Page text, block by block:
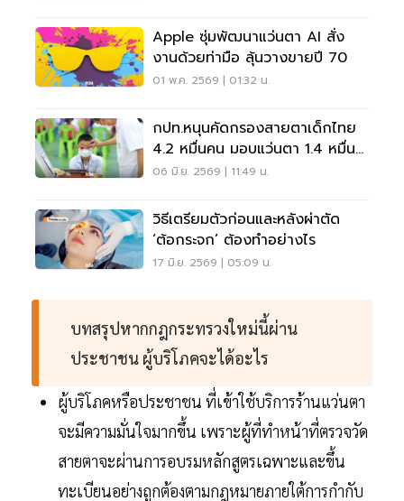
Apple ซุ่มพัฒนาแว่นตา AI สั่ง
งานด้วยท่ามือ ลุ้นวางขายปี 70
01 พ.ค. 2569 | 01:32 น.
กปท.หนุนคัดกรองสายตาเด็กไทย
4.2 หมื่นคน มอบแว่นตา 1.4 หมื่น
ราย
06 มิ.ย. 2569 | 11:49 น.
วิธีเตรียมตัวก่อนและหลังผ่าตัด
‘ต้อกระจก’ ต้องทำอย่างไร
17 มิ.ย. 2569 | 05:09 น.
บทสรุปหากกฎกระทรวงใหม่นี้ผ่าน
ประชาชน ผู้บริโภคจะได้อะไร
ผู้บริโภคหรือประชาชน ที่เข้าใช้บริการร้านแว่นตา
จะมีความมั่นใจมากขึ้น เพราะผู้ที่ทำหน้าที่ตรวจวัด
สายตาจะผ่านการอบรมหลักสูตรเฉพาะและขึ้น
ทะเบียนอย่างถูกต้องตามกฎหมายภายใต้การกำกับ